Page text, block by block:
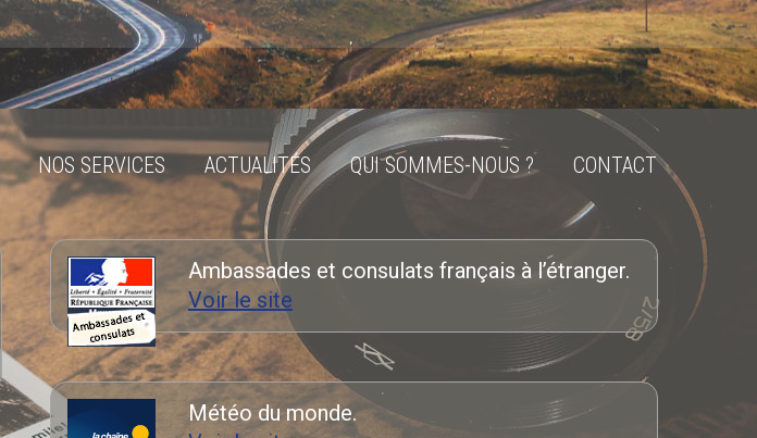
NOS SERVICES ACTUALITÉS QUI SOMMES-NOUS ? CONTACT
Ambassades et consulats français à l’étranger.
Voir le site
Météo du monde.